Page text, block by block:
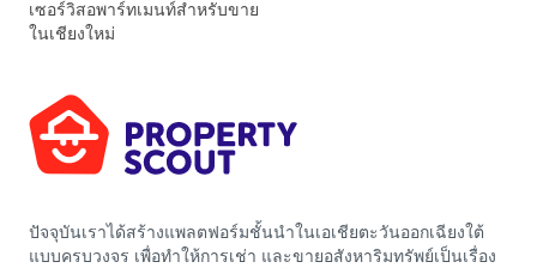
เซอร์วิสอพาร์ทเมนท์สำหรับขาย
ในเชียงใหม่
ปัจจุบันเราได้สร้างแพลตฟอร์มชั้นนำในเอเชียตะวันออกเฉียงใต้
แบบครบวงจร เพื่อทำให้การเช่า และขายอสังหาริมทรัพย์เป็นเรื่อง